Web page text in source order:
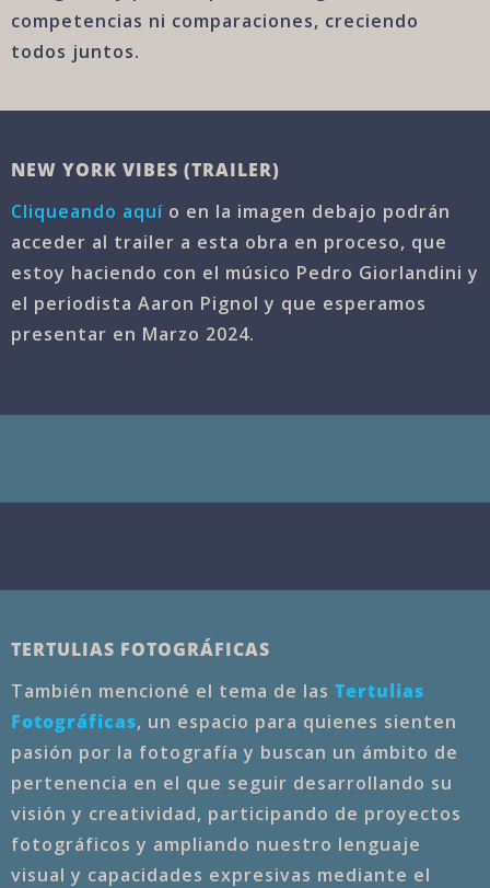
competencias ni comparaciones, creciendo
todos juntos.
NEW YORK VIBES (TRAILER)
Cliqueando aquí o en la imagen debajo podrán
acceder al trailer a esta obra en proceso, que
estoy haciendo con el músico Pedro Giorlandini y
el periodista Aaron Pignol y que esperamos
presentar en Marzo 2024.
TERTULIAS FOTOGRÁFICAS
También mencioné el tema de las Tertulias
Fotográficas, un espacio para quienes sienten
pasión por la fotografía y buscan un ámbito de
pertenencia en el que seguir desarrollando su
visión y creatividad, participando de proyectos
fotográficos y ampliando nuestro lenguaje
visual y capacidades expresivas mediante el